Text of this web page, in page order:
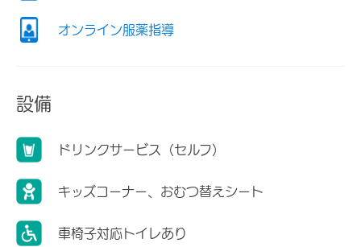
オンライン服薬指導
設備
ドリンクサービス（セルフ）
キッズコーナー、おむつ替えシート
車椅子対応トイレあり